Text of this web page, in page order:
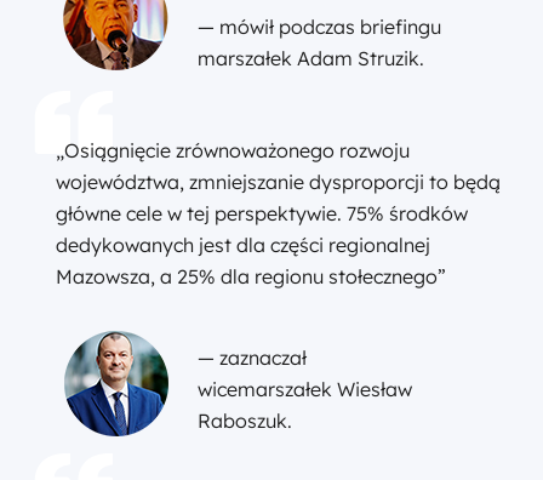
— mówił podczas briefingu
marszałek Adam Struzik.
„Osiągnięcie zrównoważonego rozwoju
województwa, zmniejszanie dysproporcji to będą
główne cele w tej perspektywie. 75% środków
dedykowanych jest dla części regionalnej
Mazowsza, a 25% dla regionu stołecznego”
— zaznaczał
wicemarszałek Wiesław
Raboszuk.